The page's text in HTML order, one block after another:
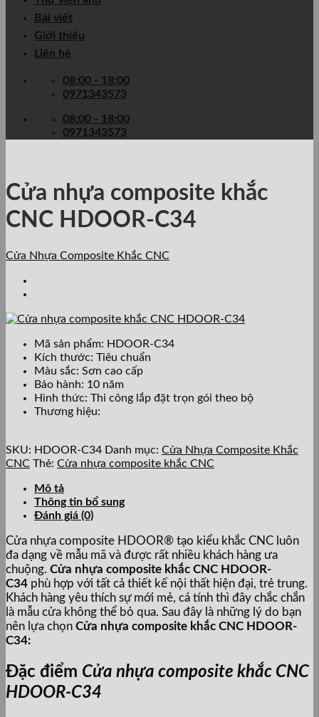
Bài viết
Giới thiệu
Liên hệ
08:00 - 18:00
0971343573
08:00 - 18:00
0971343573
Cửa nhựa composite khắc
CNC HDOOR-C34
Cửa Nhựa Composite Khắc CNC
Mã sản phẩm: HDOOR-C34
Kích thước: Tiêu chuẩn
Màu sắc: Sơn cao cấp
Bảo hành: 10 năm
Hình thức: Thi công lắp đặt trọn gói theo bộ
Thương hiệu:
SKU: HDOOR-C34 Danh mục: Cửa Nhựa Composite Khắc
CNC Thẻ: Cửa nhựa composite khắc CNC
Mô tả
Thông tin bổ sung
Đánh giá (0)
Cửa nhựa composite HDOOR® tạo kiểu khắc CNC luôn
đa dạng về mẫu mã và được rất nhiều khách hàng ưa
chuộng. Cửa nhựa composite khắc CNC HDOOR-
C34 phù hợp với tất cả thiết kế nội thất hiện đại, trẻ trung.
Khách hàng yêu thích sự mới mẻ, cá tính thì đây chắc chắn
là mẫu cửa không thể bỏ qua. Sau đây là những lý do bạn
nên lựa chọn Cửa nhựa composite khắc CNC HDOOR-
C34:
Đặc điểm Cửa nhựa composite khắc CNC
HDOOR-C34